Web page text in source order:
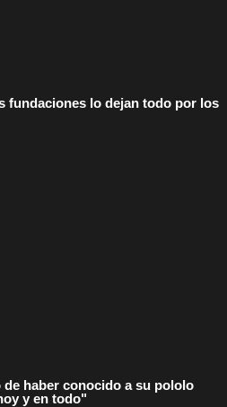
fundaciones lo dejan todo por los
haber conocido a su pololo
y en todo"